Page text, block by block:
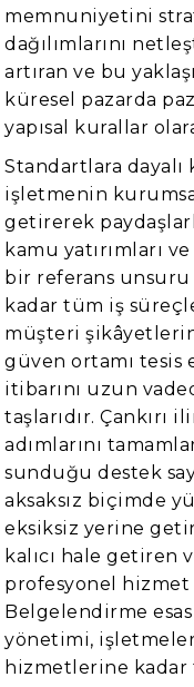
memnuniyetini
dağılımlarını
artıran ve bu
küresel pazarda
yapısal kurallar
Standartlara
işletmenin
getirerek
kamu yatırımları
bir referans
kadar tüm iş
müşteri
güven ortamı tesis
itibarını uzun
taşlarıdır.
adımlarını
sunduğu destek
aksaksız biçimde
eksiksiz yerine
kalıcı hale getiren
profesyonel hizmet
Belgelendirme
yönetimi,
hizmetlerine